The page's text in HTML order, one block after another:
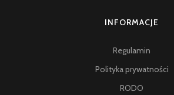
INFORMACJE
Regulamin
Polityka prywatności
RODO